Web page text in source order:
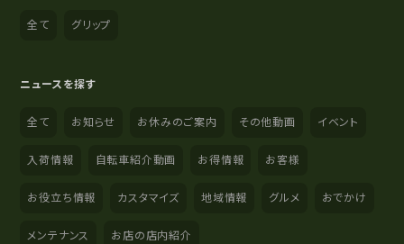
全て グリップ
ニュースを探す
全て お知らせ お休みのご案内 その他動画 イベント
入荷情報 自転車紹介動画 お得情報 お客様
お役立ち情報 カスタマイズ 地域情報 グルメ おでかけ
メンテナンス お店の店内紹介